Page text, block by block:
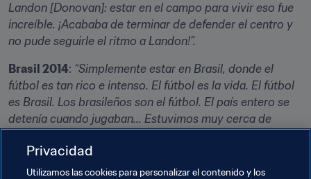
Landon [Donovan]: estar en el campo para vivir eso fue
increíble. ¡Acababa de terminar de defender el centro y
no pude seguirle el ritmo a Landon!”.
Brasil 2014: “Simplemente estar en Brasil, donde el
fútbol es tan rico e intenso. El fútbol es la vida. El fútbol
es Brasil. Los brasileños son el fútbol. El país entero se
detenía cuando jugaban... Estuvimos muy cerca de
mucho de la victoria contra Ghana. Timmy (Howard)
hizo un partido increíble contra Bélgica”.
Privacidad
Utilizamos las cookies para personalizar el contenido y los